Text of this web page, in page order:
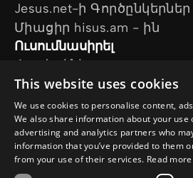
Jesus.net-ի Գործընկերներ
Միացիր hisus.am - ին
Ուսումնասիրել
Հոդվածներ
Տեսանյութեր
Մեր նախագծերը
Ես հարց ունեմ
Հետևեք մեզ
This website uses cookies
We use cookies to personalise content,
We also share information about your
advertising and analytics partners who
information that you’ve provided to them
from your use of their services. Read more